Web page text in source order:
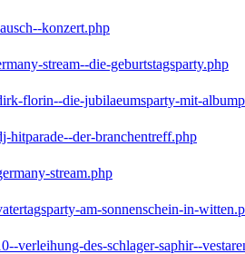
konzert.php
stream--die-geburtstagsparty.php
florin--die-jubilaeumsparty-mit-
hitparade--der-branchentreff.php
stream.php
am-sonnenschein-in-
verleihung-des-schlager-saphir--